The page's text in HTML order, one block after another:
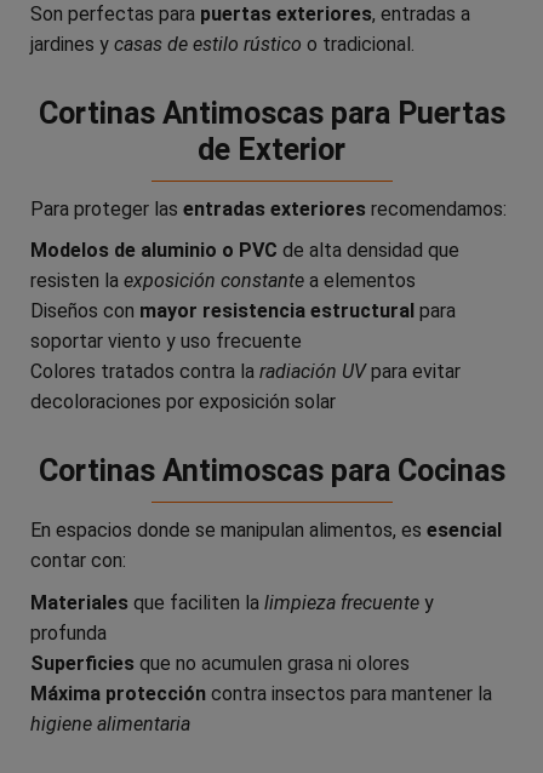
Son perfectas para puertas exteriores, entradas a
jardines y casas de estilo rústico o tradicional.
Cortinas Antimoscas para Puertas
de Exterior
Para proteger las entradas exteriores recomendamos:
Modelos de aluminio o PVC de alta densidad que
resisten la exposición constante a elementos
Diseños con mayor resistencia estructural para
soportar viento y uso frecuente
Colores tratados contra la radiación UVpara evitar
decoloraciones por exposición solar
Cortinas Antimoscas para Cocinas
En espacios donde se manipulan alimentos, es esencial
contar con:
Materiales que faciliten la limpieza frecuente y
profunda
Superficies que no acumulen grasa ni olores
Máxima protección contra insectos para mantener la
higiene alimentaria